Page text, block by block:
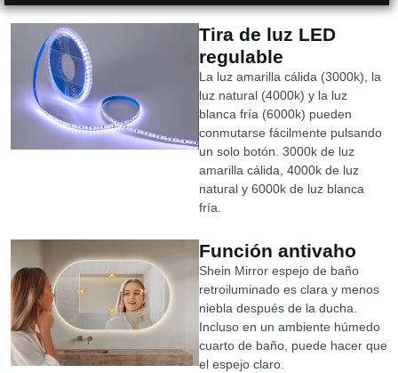
Tira de luz LED
regulable
La luz amarilla cálida (3000k), la
luz natural (4000k) y la luz
blanca fría (6000k) pueden
conmutarse fácilmente pulsando
un solo botón. 3000k de luz
amarilla cálida, 4000k de luz
natural y 6000k de luz blanca
fría.
Función antivaho
Shein Mirror espejo de baño
retroiluminado es clara y menos
niebla después de la ducha.
Incluso en un ambiente húmedo
cuarto de baño, puede hacer que
el espejo claro.